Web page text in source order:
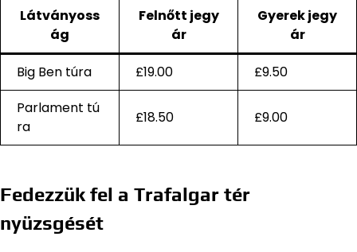
Látványoss
ág
Felnőtt jegy
ár
Gyerek jegy
ár
Big Ben túra £19.00
£9.50
Parlament tú
ra
£18.50 £9.00
Fedezzük fel a Trafalgar tér
nyüzsgését